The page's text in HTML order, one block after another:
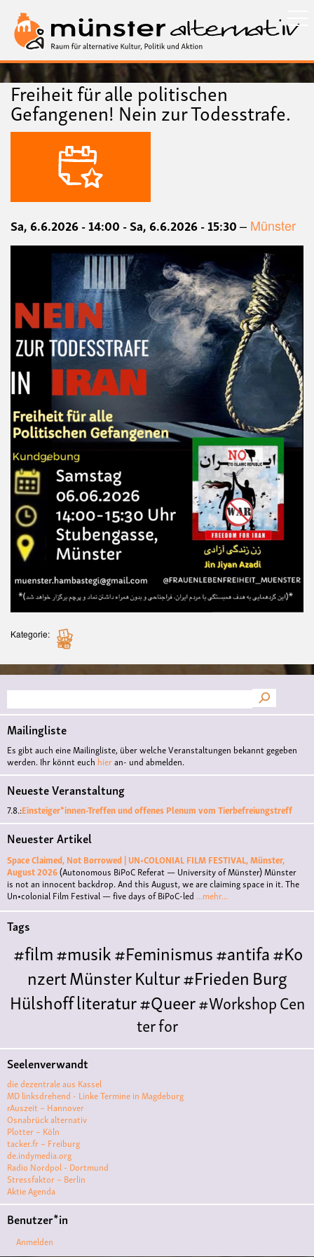
zum
Inhalt
Freiheit für alle politischen
Gefangenen! Nein zur Todesstrafe.
Datum
Sa, 6.6.2026 - 14:00 -Sa, 6.6.2026 - 15:30 Münster
Kategorie
Suche
Mailingliste
Es gibt auch eine Mailingliste, über welche Veranstaltungen bekannt gegeben
werden. Ihr könnt euch hieran- und abmelden.
Neueste Veranstaltung
7.8.:Einsteiger*innen-Treffen und offenes Plenum vom Tierbefreiungstreff
Neuester Artikel
Space Claimed, Not Borrowed | UN•COLONIAL FILM FESTIVAL, Münster,
August 2026(Autonomous BiPoC Referat — University of Münster)Münster
is not an innocent backdrop. And this August, we are claiming space in it. The
Un•colonial Film Festival — five days of BiPoC-led ...mehr...
Tags
#film#musik#Feminismus#antifa#Ko
nzertMünsterKultur#FriedenBurg
Hülshoffliteratur#Queer#WorkshopCen
ter for
LiteraturePolyamoriePolytreff#liveKonzert
Polyamorietreff
MonogamieCNM#jazz#vortrag
ismuskunst
VKqueer#Demo
ve#film #kino #filmwerkstatt
#filmclub#Münster#BLACKBOXpunk#kino
#menschenrechte
#muenster
Seelenverwandt
die dezentrale aus Kassel
MD linksdrehend - Linke Termine in Magdeburg
rAuszeit – Hannover
Osnabrück alternativ
Plotter – Köln
tacker.fr – Freiburg
de.indymedia.org
Radio Nordpol - Dortmund
Stressfaktor – Berlin
Aktie Agenda
Benutzer*in
Anmelden